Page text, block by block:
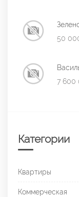
50
7 600
Категории
Квартиры
Коммерческая